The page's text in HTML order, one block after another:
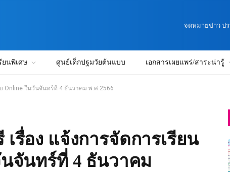
จดหมายข่าว ป
ยนพิเศษ ศูนย์เด็กปฐมวัยต้นแบบ เอกสารเผยแพร่/สาระน่ารู้
Online ในวันจันทร์ที่ 4 ธันวาคม พ.ศ.2566
รื่อง แจ้งการจัดการเรียน
จันทร์ที่ 4 ธันวาคม